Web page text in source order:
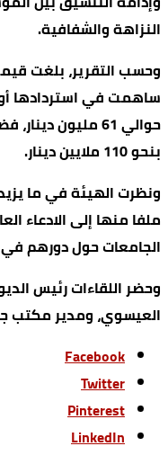
النزاهة والشفافية.
وحسب التقرير، بلغت
ساهمت في استردادها
حوالي 61 مليون
بنحو 110 ملايين دينار.
ملفا منها إلى الادعاء
الجامعات حول دورهم
وحضر اللقاءات رئيس
العيسوي، ومدير مكتب
Facebook
Twitter
Pinterest
LinkedIn